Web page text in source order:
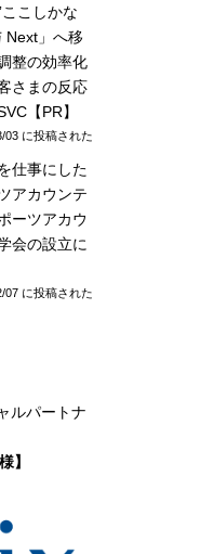
こしかな
Next」へ移
整の効率化
さまの反応
【PR】
03 に投稿された
仕事にした
アカウンテ
ーツアカウ
会の設立に
07 に投稿された
ルパートナ
】